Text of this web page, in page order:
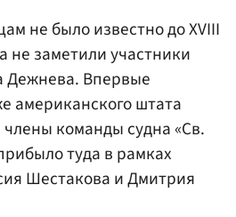
не было известно до XVIII
не заметили участники
Дежнева. Впервые
американского штата
члены команды судна «Св.
туда в рамках
Шестакова и Дмитрия